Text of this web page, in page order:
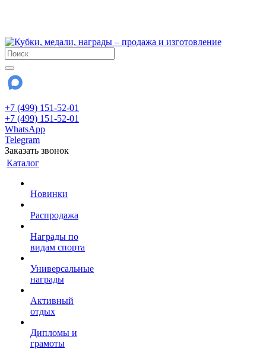
+7 (499) 151-52-01
+7 (499) 151-52-01
WhatsApp
Telegram
Заказать звонок
Каталог
Новинки
Распродажа
Награды по
видам спорта
Универсальные
награды
Активный
отдых
Дипломы и
грамоты